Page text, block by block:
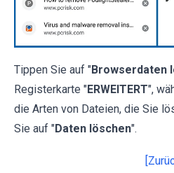
Tippen Sie auf "Browserdaten
Registerkarte "ERWEITERT",
die Arten von Dateien, die Sie
Sie auf "Daten löschen".